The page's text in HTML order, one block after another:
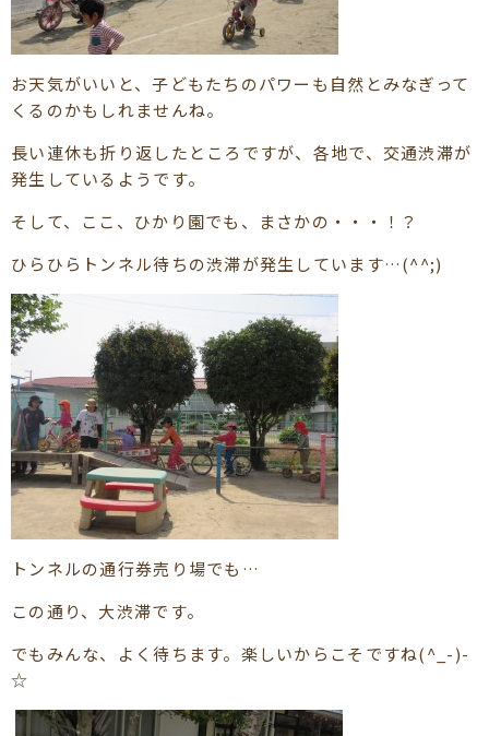
お天気がいいと、子どもたちのパワーも自然とみなぎって
くるのかもしれませんね。
長い連休も折り返したところですが、各地で、交通渋滞が
発生しているようです。
そして、ここ、ひかり園でも、まさかの・・・！？
ひらひらトンネル待ちの渋滞が発生しています…(^^;)
トンネルの通行券売り場でも…
この通り、大渋滞です。
でもみんな、よく待ちます。楽しいからこそですね(^_-)-
☆